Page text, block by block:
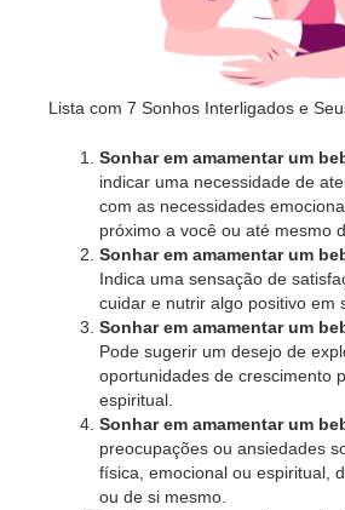
Lista com 7 Sonhos Interligados e
Sonhar em amamentar um
indicar uma necessidade de
com as necessidades
próximo a você ou até mesmo
Sonhar em amamentar um
Indica uma sensação de
cuidar e nutrir algo positivo em
Sonhar em amamentar um
Pode sugerir um desejo de
oportunidades de crescimento
espiritual.
Sonhar em amamentar um
preocupações ou ansiedades
física, emocional ou espiritual,
ou de si mesmo.